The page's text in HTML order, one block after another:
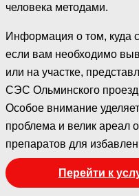
человека методами.
Информация о том, куда
если вам необходимо
или на участке,
СЭС Ольминского
Особое внимание
проблема и велик ареал
препаратов для
Перейти к